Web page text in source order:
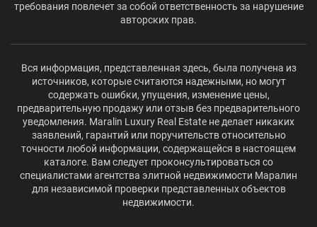
требования повлечет за собой ответственность за нарушение
авторских прав.
Вся информация, представленная здесь, была получена из
источников, которые считаются надежными, но могут
содержать ошибки, упущения, изменение цены,
предварительную продажу или отзыв без предварительного
уведомления. Maralin Luxury Real Estate не делает никаких
заявлений, гарантий или поручительств относительно
точности любой информации, содержащейся в настоящем
каталоге. Вам следует проконсультироваться со
специалистами агентства элитной недвижимости Маралин
для независимой проверки представленных объектов
недвижимости.